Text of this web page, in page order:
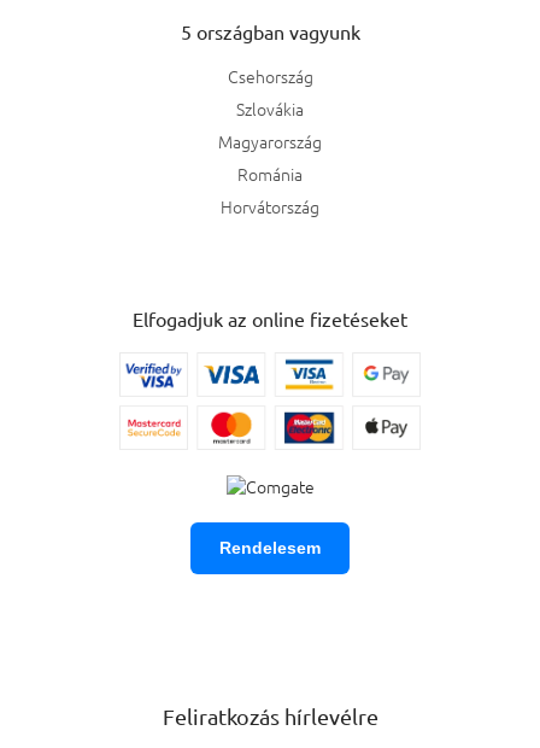
5 országban vagyunk
Csehország
Szlovákia
Magyarország
Románia
Horvátország
Elfogadjuk az online fizetéseket
Rendelesem
Feliratkozás hírlevélre